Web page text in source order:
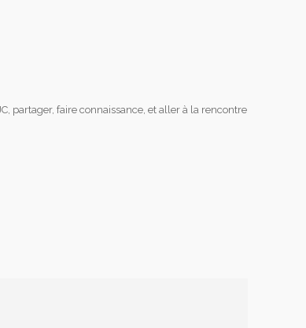
partager, faire connaissance, et aller à la rencontre